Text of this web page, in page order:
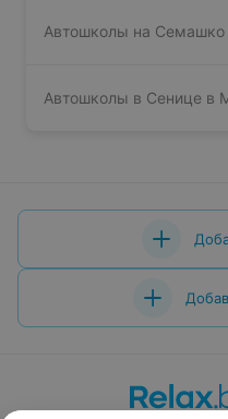
Автошколы на Семашко
Автошколы в Сенице в